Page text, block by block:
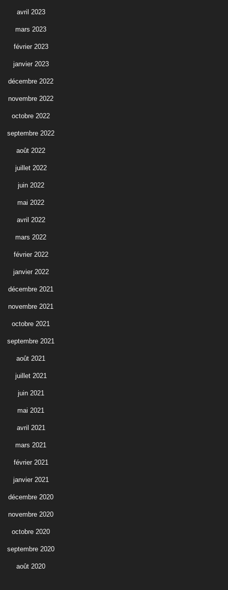
avril 2023
mars 2023
février 2023
janvier 2023
décembre 2022
novembre 2022
octobre 2022
septembre 2022
août 2022
juillet 2022
juin 2022
mai 2022
avril 2022
mars 2022
février 2022
janvier 2022
décembre 2021
novembre 2021
octobre 2021
septembre 2021
août 2021
juillet 2021
juin 2021
mai 2021
avril 2021
mars 2021
février 2021
janvier 2021
décembre 2020
novembre 2020
octobre 2020
septembre 2020
août 2020